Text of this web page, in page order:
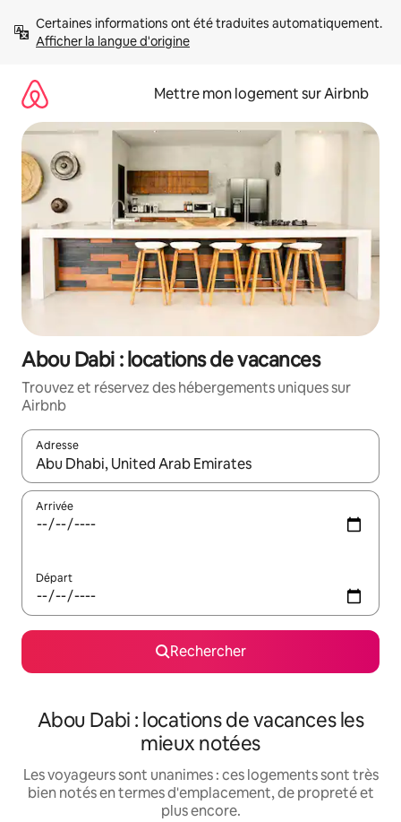
directement
Afficher la langue d'origine
Mettre mon logement sur Airbnb
Abou Dabi : locations de vacances
Trouvez et réservez des hébergements uniques sur
Airbnb
Adresse
Lorsque les résultats s'affichent, utilisez les flèches vers le
Arrivée
Départ
Rechercher
Abou Dabi : locations de vacances les
mieux notées
Les voyageurs sont unanimes : ces logements sont très
bien notés en termes d'emplacement, de propreté et
plus encore.